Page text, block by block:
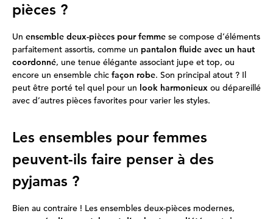
pièces ?
Un ensemble deux-pièces pour femme se compose d’éléments
parfaitement assortis, comme un pantalon fluide avec un haut
coordonné, une tenue élégante associant jupe et top, ou
encore un ensemble chic façon robe. Son principal atout ? Il
peut être porté tel quel pour un look harmonieux ou dépareillé
avec d’autres pièces favorites pour varier les styles.
Les ensembles pour femmes
peuvent-ils faire penser à des
pyjamas ?
Bien au contraire ! Les ensembles deux-pièces modernes,